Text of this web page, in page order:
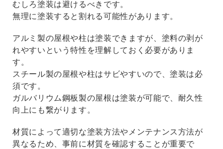
むしろ塗装は避けるべきです。
無理に塗装すると割れる可能性があります。
アルミ製の屋根や柱は塗装できますが、塗料の剥が
れやすいという特性を理解しておく必要がありま
す。
スチール製の屋根や柱はサビやすいので、塗装は必
須です。
ガルバリウム鋼板製の屋根は塗装が可能で、耐久性
向上にも繋がります。
材質によって適切な塗装方法やメンテナンス方法が
異なるため、事前に材質を確認することが重要で